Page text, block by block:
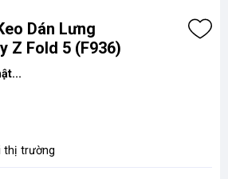
Dán Lưng
Z Fold 5 (F936)
thị trường